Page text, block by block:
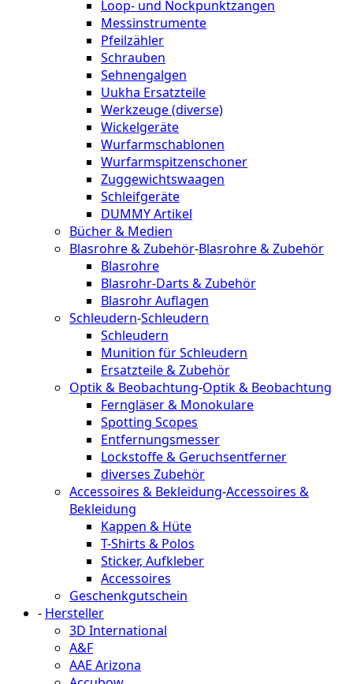
Loop- und Nockpunktzangen
Messinstrumente
Pfeilzähler
Schrauben
Sehnengalgen
Uukha Ersatzteile
Werkzeuge (diverse)
Wickelgeräte
Wurfarmschablonen
Wurfarmspitzenschoner
Zuggewichtswaagen
Schleifgeräte
DUMMY Artikel
Bücher & Medien
Blasrohre & Zubehör-Blasrohre & Zubehör
Blasrohre
Blasrohr-Darts & Zubehör
Blasrohr Auflagen
Schleudern-Schleudern
Schleudern
Munition für Schleudern
Ersatzteile & Zubehör
Optik & Beobachtung-Optik & Beobachtung
Ferngläser & Monokulare
Spotting Scopes
Entfernungsmesser
Lockstoffe & Geruchsentferner
diverses Zubehör
Accessoires & Bekleidung-Accessoires &
Bekleidung
Kappen & Hüte
T-Shirts & Polos
Sticker, Aufkleber
Accessoires
Geschenkgutschein
- Hersteller
3D International
A&F
AAE Arizona